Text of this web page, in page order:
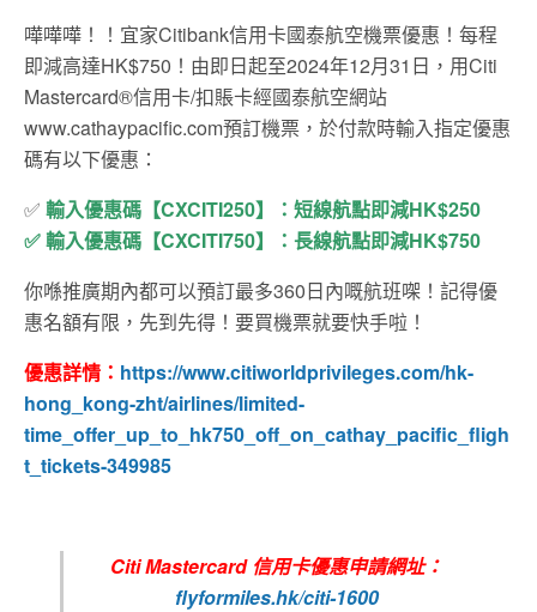
嘩嘩嘩！！宜家Citibank信用卡國泰航空機票優惠！每程
即減高達HK$750！由即日起至2024年12月31日，用Citi
Mastercard®信用卡/扣賬卡經國泰航空網站
www.cathaypacific.com預訂機票，於付款時輸入指定優惠
碼有以下優惠：
✅ 輸入優惠碼【CXCITI250】：短線航點即減HK$250
✅ 輸入優惠碼【CXCITI750】：長線航點即減HK$750
你喺推廣期內都可以預訂最多360日內嘅航班㗎！記得優
惠名額有限，先到先得！要買機票就要快手啦！
優惠詳情： https://www.citiworldprivileges.com/hk-
hong_kong-zht/airlines/limited-
time_offer_up_to_hk750_off_on_cathay_pacific_fligh
t_tickets-349985
Citi Mastercard 信用卡優惠申請網址：
flyformiles.hk/citi-1600